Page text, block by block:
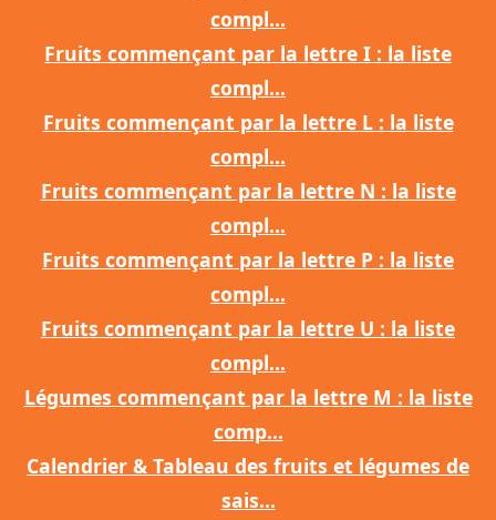
compl...
Fruits commençant par la lettre I : la liste
compl...
Fruits commençant par la lettre L : la liste
compl...
Fruits commençant par la lettre N : la liste
compl...
Fruits commençant par la lettre P : la liste
compl...
Fruits commençant par la lettre U : la liste
compl...
Légumes commençant par la lettre M : la liste
comp...
Calendrier & Tableau des fruits et légumes de
sais...